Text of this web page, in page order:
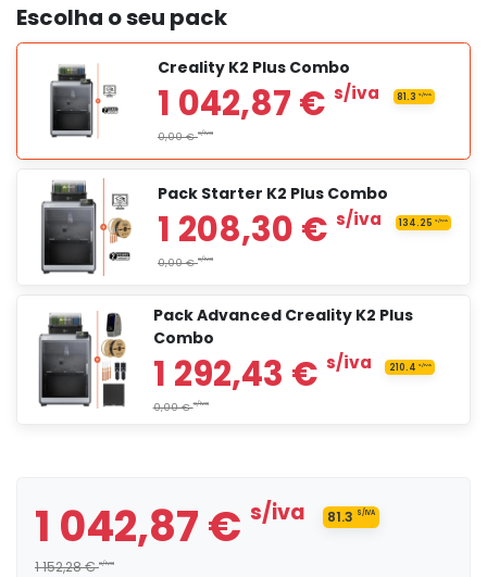
Escolha o seu pack
Creality K2 Plus Combo
1 042,87 €
0,00 €
Pack Starter K2 Plus Combo
Pack Advanced Creality K2 Plus
Combo
1 042,87 € s/iva
1 152,28 €s/iva
81.3 S/IVA